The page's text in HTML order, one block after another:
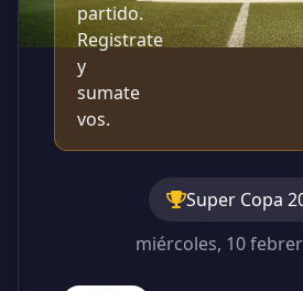
partido.
Registrate
y
sumate
vos.
Super Copa
miércoles, 10